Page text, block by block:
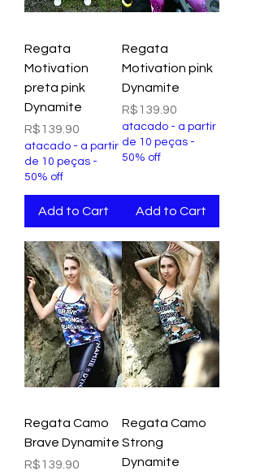
Regata
Motivation
preta pink
Dynamite
Price
R$139.90
atacado - a partir
de 10 peças -
50% off
Add to Cart
Regata
Motivation pink
Dynamite
Price
R$139.90
atacado - a partir
de 10 peças -
50% off
Add to Cart
Regata Camo
Brave Dynamite
Price
R$139.90
Regata Camo
Strong
Dynamite